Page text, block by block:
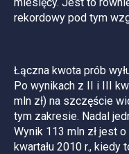
rekordowy pod tym
Łączna kwota prób
Po wynikach z II i III
mln zł) na szczęście
tym zakresie. Nadal
Wynik 113 mln zł jest
kwartału 2010 r.,